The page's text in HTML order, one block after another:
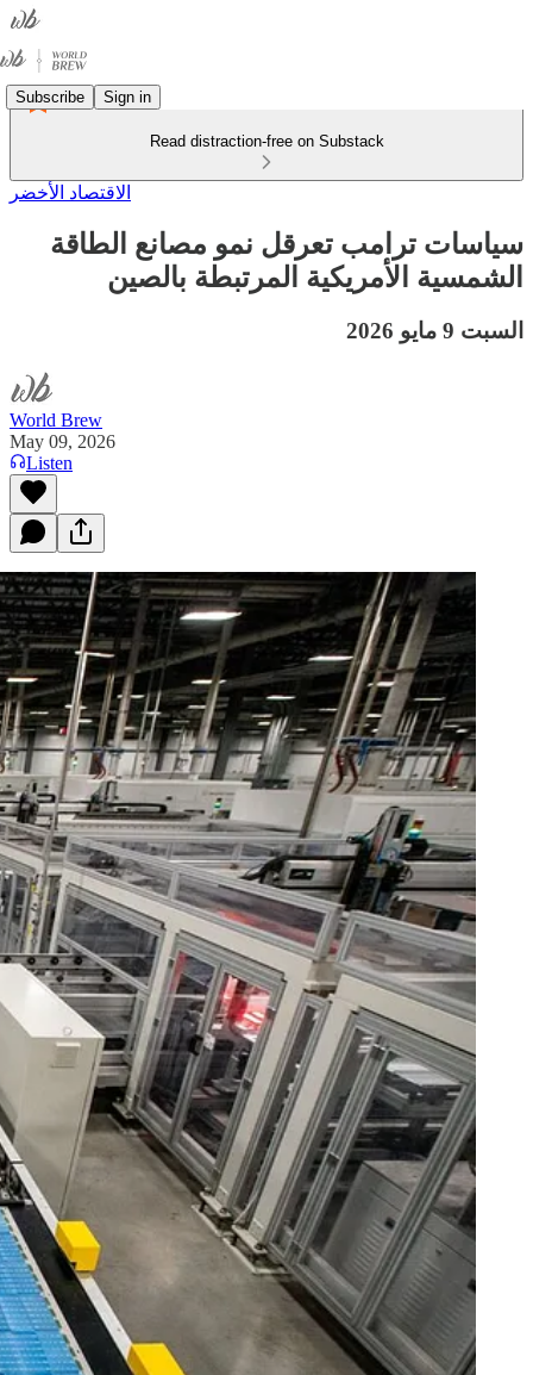
Subscribe Sign in
Read distraction-free on Substack
الاقتصاد الأخضر
سياسات ترامب تعرقل نمو مصانع الطاقة
الشمسية الأمريكية المرتبطة بالصين
السبت 9 مايو 2026
World Brew
May 09, 2026
Listen